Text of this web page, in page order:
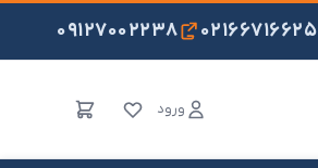
۰۲۱۶۶۷۱۶۶۲۵ ۰۹۱۲۷۰۰۲۲۳۸
ورود